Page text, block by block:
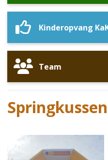
Kinderopvang
Team